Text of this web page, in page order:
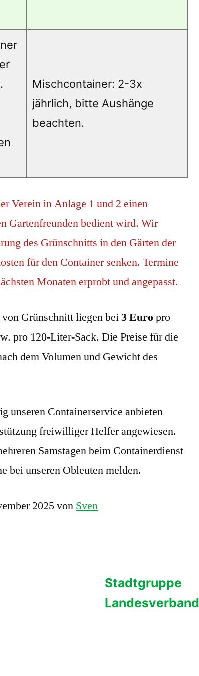
Mischcontainer: 2-3x
jährlich, bitte Aushänge
beachten.
Verein in Anlage 1 und 2 einen
Gartenfreunden bedient wird. Wir
des Grünschnitts in den Gärten der
für den Container senken. Termine
Monaten erprobt und angepasst.
Grünschnitt liegen bei3 Europro
pro 120-Liter-Sack. Die Preise für die
dem Volumen und Gewicht des
unseren Containerservice anbieten
freiwilliger Helfer angewiesen.
Samstagen beim Containerdienst
bei unseren Obleuten melden.
2025 von Sven
Stadtgruppe
Landesverband